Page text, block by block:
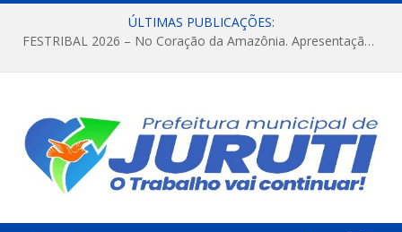
ÚLTIMAS PUBLICAÇÕES:
FESTRIBAL 2026 – No Coração da Amazônia. Apresentação da Munduruku.